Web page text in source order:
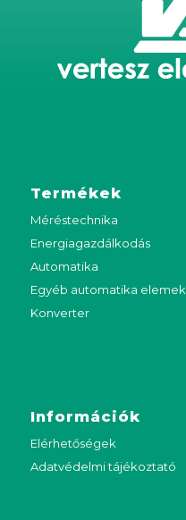
Termékek
Méréstechnika
Energiagazdálkodás
Automatika
Egyéb automatika elemek
Konverter
Információk
Elérhetőségek
Adatvédelmi tájékoztató